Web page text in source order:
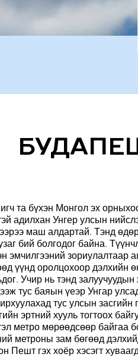
та бүхэн Монгол эх
адилхан Унгер улсын
маш алдартай. Тэнд
бий болгодог байна.
эмчилгээний зориулалтаар
үүнд оролцохоор дэлхийн
Учир нь тэнд
тус баяын үеэр Унгар
тус улсын
эртний хууль тогтоох
метро мөрөөдсөөр байгаа
метроны зам бөгөөд
Пешт гэх хоёр хэсэгт